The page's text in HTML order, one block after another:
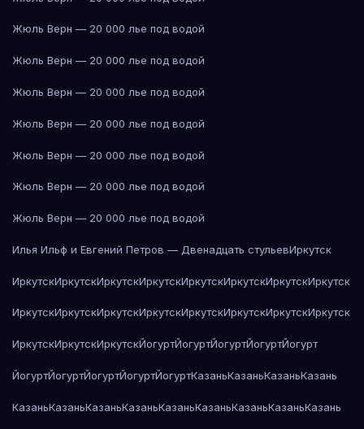
Жюль Верн — 20 000 лье под водой
Жюль Верн — 20 000 лье под водой
Жюль Верн — 20 000 лье под водой
Жюль Верн — 20 000 лье под водой
Жюль Верн — 20 000 лье под водой
Жюль Верн — 20 000 лье под водой
Жюль Верн — 20 000 лье под водой
Илья Ильф и Евгений Петров — Двенадцать стульевИркутск
ИркутскИркутскИркутскИркутскИркутскИркутскИркутскИркутск
ИркутскИркутскИркутскИркутскИркутскИркутскИркутскИркутск
ИркутскИркутскИркутскЙогуртЙогуртЙогуртЙогуртЙогурт
ЙогуртЙогуртЙогуртЙогуртЙогуртКазаньКазаньКазаньКазань
КазаньКазаньКазаньКазаньКазаньКазаньКазаньКазаньКазань